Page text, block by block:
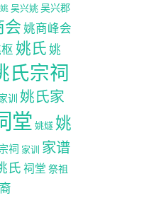
吴兴姚吴兴郡
会姚商峰会
姚氏姚
氏宗祠
训 姚氏家
堂 姚燧 姚
祠 家训 家谱
氏祠堂 祭祖